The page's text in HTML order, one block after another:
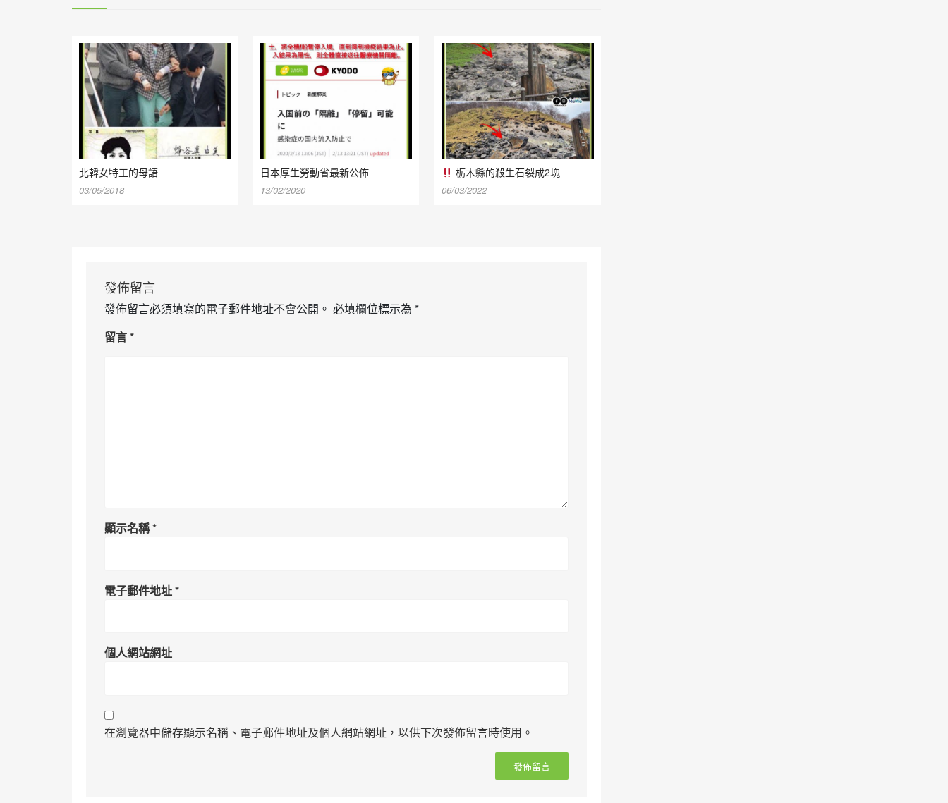
北韓女特工的母語
03/05/2018
日本厚生勞動省最新公佈
13/02/2020
栃木縣的殺生石裂成2塊
06/03/2022
發佈留言
發佈留言必須填寫的電子郵件地址不會公開。 必填欄位標示為 *
留言*
顯示名稱*
電子郵件地址*
個人網站網址
在瀏覽器中儲存顯示名稱、電子郵件地址及個人網站網址，以供下次發佈留言時使用。